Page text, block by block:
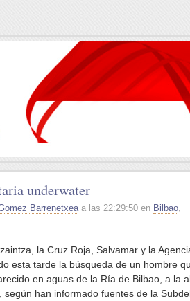
underwater
Barrenetxeaa las 22:29:50 en Bilbao,
la Cruz Roja, Salvamar y la
esta tarde la búsqueda de un hombre
en aguas de la Ría de Bilbao, a la
según han informado fuentes de la